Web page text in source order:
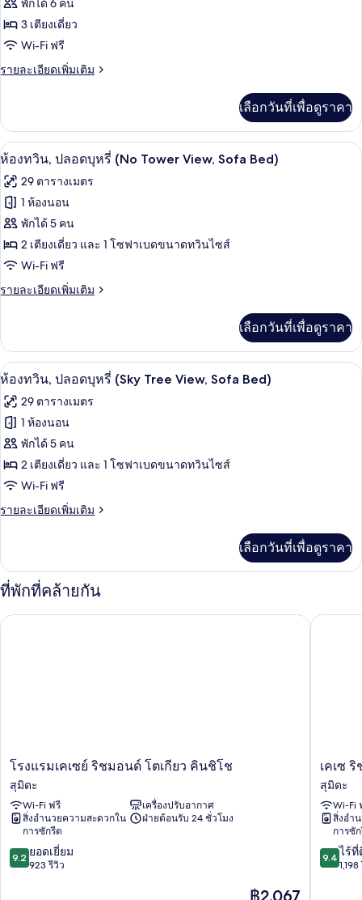
ห้อง
ทริปเปิล,
ปลอด
บุหรี่
พักได้ 6 คน
3 เตียงเดี่ยว
Wi-Fi ฟรี
รายละเอียดเพิ่มเติม
ราย
เกี่ยว
กับ
ห้อง
ปลอด
บุหรี่
(SKYTREE
View)
เลือกวันที่เพื่อดูราคา
เปิด
ภาพถ่าย
ทั้งหมด
ของ
ห้อง
ทวิน,
ปลอด
(No
Tower
View,
Sofa
Bed)
ห้องทวิน, ปลอดบุหรี่ (No Tower
4
ห้องทวิน, ปลอดบุหรี่ (No Tower View, Sofa Bed)
29 ตารางเมตร
1 ห้องนอน
พักได้ 5 คน
2 เตียงเดี่ยว และ 1 โซฟาเบดขนาดทวินไซส์
Wi-Fi ฟรี
รายละเอียดเพิ่มเติม
ราย
เกี่ยว
กับ
ห้อง
น,
ปลอด
บุหรี่
(No
Tower
View,
Sofa
Bed)
เลือกวันที่เพื่อดูราคา
เปิด
ภาพถ่าย
ทั้งหมด
ของ
ห้อง
ทวิน,
ปลอด
(Sky
Tree
View,
Sofa
ห้องทวิน, ปลอดบุหรี่ (Sky Tree View,
3
ห้องทวิน, ปลอดบุหรี่ (Sky Tree View, Sofa Bed)
29 ตารางเมตร
1 ห้องนอน
พักได้ 5 คน
2 เตียงเดี่ยว และ 1 โซฟาเบดขนาดทวินไซส์
Wi-Fi ฟรี
รายละเอียดเพิ่มเติม
ราย
เกี่ยว
กับ
ห้อง
ทวิ
น,
เลือกวันที่เพื่อดูราคา
ที่พักที่คล้ายกัน
โรง
แรม
เค
เซย์
ริชมอนด์
โตเกียว
คิน
ชิโช
โรงแรมเคเซย์ ริชมอนด์ โตเกียว คินชิโช
สุมิดะ
Wi-Fi ฟรี
เครื่องปรับอากาศ
สิ่งอำนวยความสะดวกใน
การซักรีด
ฝ่ายต้อนรับ 24 ชั่วโมง
9.2
จาก
9.2 ยอดเยี่ยม
923 รีวิว
ราคา
฿2,067
โรงแรมเคเซย์ ริชมอนด์ โตเกียว คินชิโช
เคเซ
ริชมอนด์
โรงแรม
โตเกียว
โอ
อา
เกะ
เคเซ
สุมิดะ
Wi-Fi
สิ่งอำ
การซั
9.4
จาก
9.4 ไร้ที่
เคเซ ริช